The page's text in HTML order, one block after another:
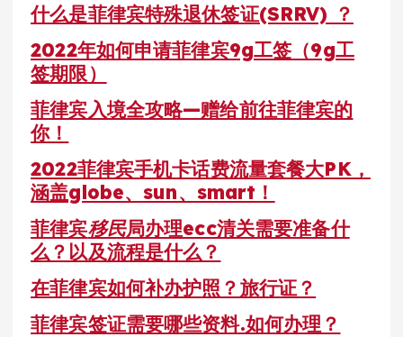
什么是菲律宾特殊退休签证(SRRV) ？
2022年如何申请菲律宾9g工签（9g工
签期限）
菲律宾入境全攻略—赠给前往菲律宾的
你！
2022菲律宾手机卡话费流量套餐大PK，
涵盖globe、sun、smart！
菲律宾移民局办理ecc清关需要准备什
么？以及流程是什么？
在菲律宾如何补办护照？旅行证？
菲律宾签证需要哪些资料.如何办理？